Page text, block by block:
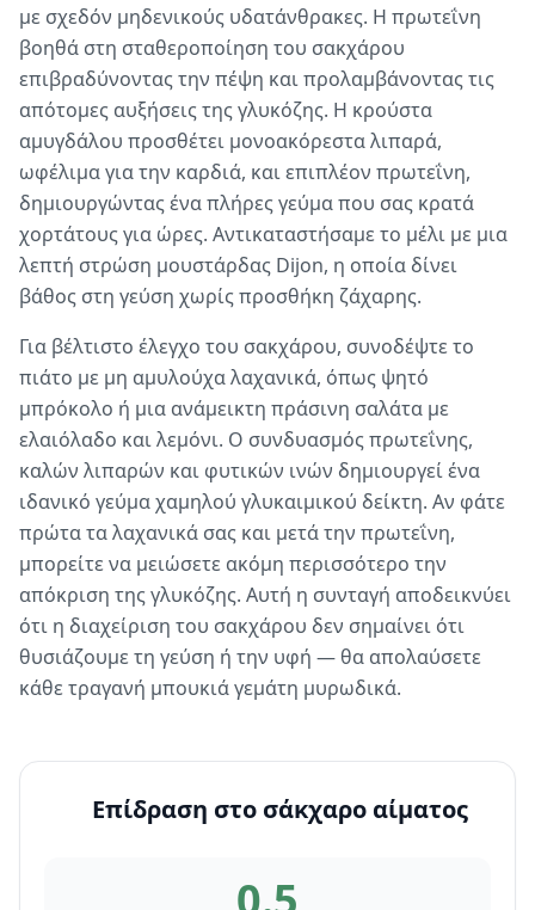
με σχεδόν μηδενικούς υδατάνθρακες. Η πρωτεΐνη
βοηθά στη σταθεροποίηση του σακχάρου
επιβραδύνοντας την πέψη και προλαμβάνοντας τις
απότομες αυξήσεις της γλυκόζης. Η κρούστα
αμυγδάλου προσθέτει μονοακόρεστα λιπαρά,
ωφέλιμα για την καρδιά, και επιπλέον πρωτεΐνη,
δημιουργώντας ένα πλήρες γεύμα που σας κρατά
χορτάτους για ώρες. Αντικαταστήσαμε το μέλι με μια
λεπτή στρώση μουστάρδας Dijon, η οποία δίνει
βάθος στη γεύση χωρίς προσθήκη ζάχαρης.
Για βέλτιστο έλεγχο του σακχάρου, συνοδέψτε το
πιάτο με μη αμυλούχα λαχανικά, όπως ψητό
μπρόκολο ή μια ανάμεικτη πράσινη σαλάτα με
ελαιόλαδο και λεμόνι. Ο συνδυασμός πρωτεΐνης,
καλών λιπαρών και φυτικών ινών δημιουργεί ένα
ιδανικό γεύμα χαμηλού γλυκαιμικού δείκτη. Αν φάτε
πρώτα τα λαχανικά σας και μετά την πρωτεΐνη,
μπορείτε να μειώσετε ακόμη περισσότερο την
απόκριση της γλυκόζης. Αυτή η συνταγή αποδεικνύει
ότι η διαχείριση του σακχάρου δεν σημαίνει ότι
θυσιάζουμε τη γεύση ή την υφή — θα απολαύσετε
κάθε τραγανή μπουκιά γεμάτη μυρωδικά.
Επίδραση στο σάκχαρο αίματος